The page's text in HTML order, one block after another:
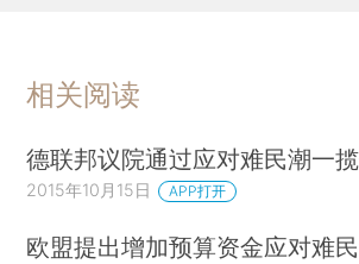
相关阅读
德联邦议院通过应对难民潮一
2015年10月15日 APP打开
欧盟提出增加预算资金应对难